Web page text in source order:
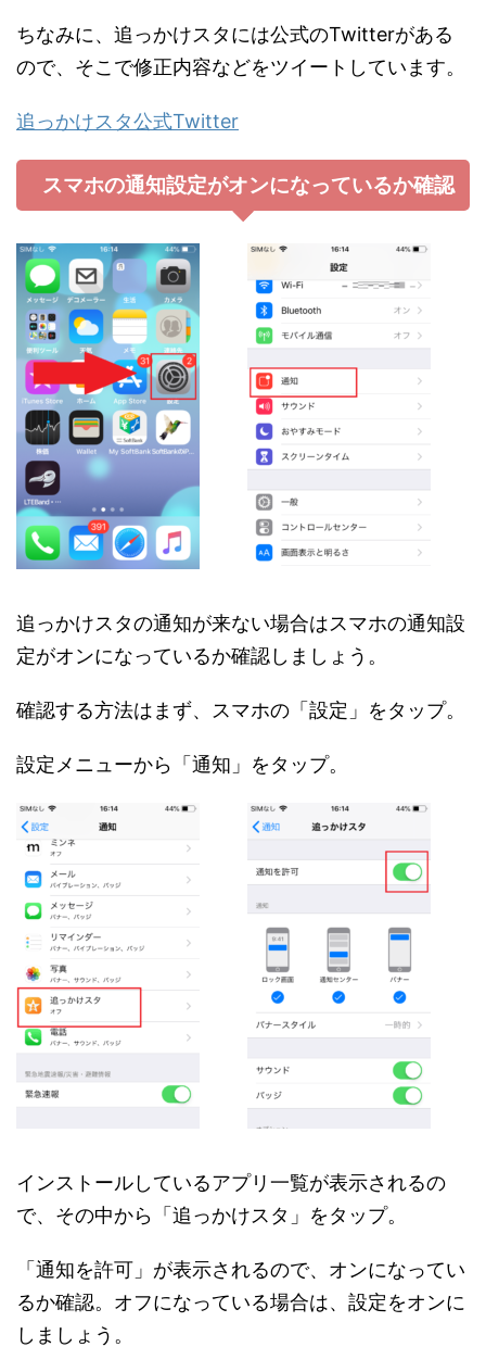
ちなみに、追っかけスタには公式のTwitterがある
ので、そこで修正内容などをツイートしています。
追っかけスタ公式Twitter
スマホの通知設定がオンになっているか確認
追っかけスタの通知が来ない場合はスマホの通知設
定がオンになっているか確認しましょう。
確認する方法はまず、スマホの「設定」をタップ。
設定メニューから「通知」をタップ。
インストールしているアプリ一覧が表示されるの
で、その中から「追っかけスタ」をタップ。
「通知を許可」が表示されるので、オンになってい
るか確認。オフになっている場合は、設定をオンに
しましょう。